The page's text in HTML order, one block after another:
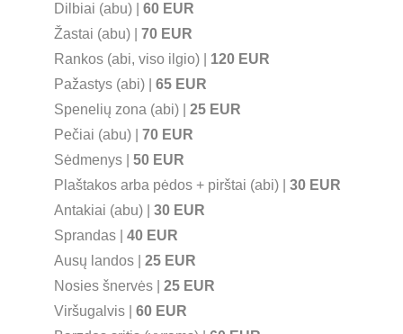
Dilbiai (abu) | 60 EUR
Žastai (abu) | 70 EUR
Rankos (abi, viso ilgio) | 120 EUR
Pažastys (abi) | 65 EUR
Spenelių zona (abi) | 25 EUR
Pečiai (abu) | 70 EUR
Sėdmenys | 50 EUR
Plaštakos arba pėdos + pirštai (abi) | 30 EUR
Antakiai (abu) | 30 EUR
Sprandas | 40 EUR
Ausų landos | 25 EUR
Nosies šnervės | 25 EUR
Viršugalvis | 60 EUR